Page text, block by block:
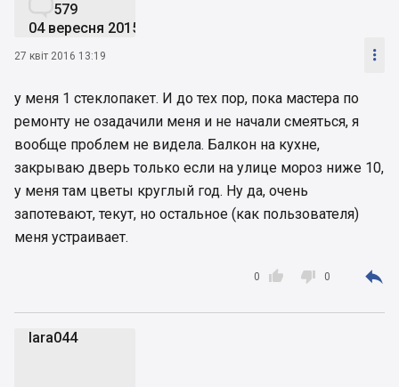
579
04 вересня 2015
27 квіт 2016 13:19 
у меня 1 стеклопакет. И до тех пор, пока мастера по
ремонту не озадачили меня и не начали смеяться, я
вообще проблем не видела. Балкон на кухне,
закрываю дверь только если на улице мороз ниже 10,
у меня там цветы круглый год. Ну да, очень
запотевают, текут, но остальное (как пользователя)
меня устраивает.

0  0 
lara044